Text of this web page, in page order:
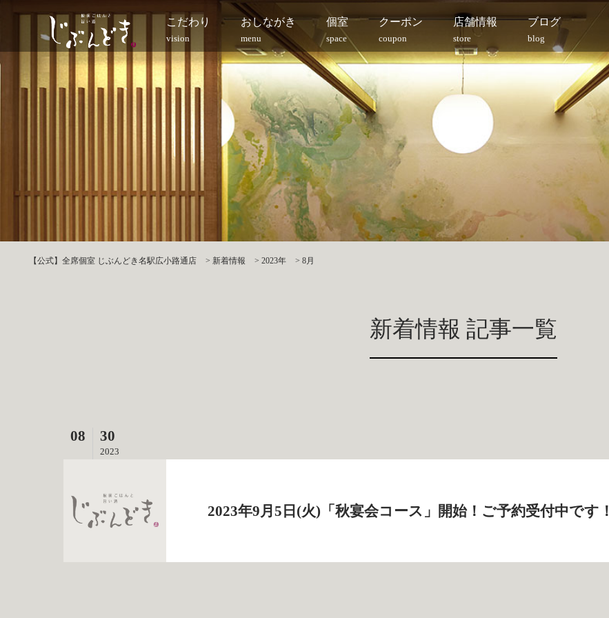
こだわり
vision
おしながき
menu
個室
space
クーポン
coupon
店舗情報
store
ブログ
blog
【公式】全席個室 じぶんどき名駅広小路通店 > 新着情報 > 2023年 > 8月
新着情報 記事一覧
08 30
2023
2023年9月5日(火)「秋宴会コース」開始！ご予約受付中です！